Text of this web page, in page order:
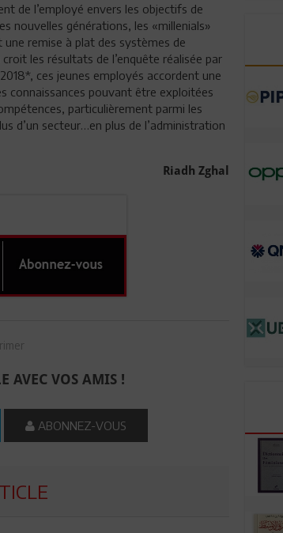
de l’employé envers les objectifs de
nouvelles générations, les «millenials»
une remise à plat des systèmes de
les résultats de l’enquête réalisée par
ces jeunes employés accordent une
connaissances pouvant être exploitées
particulièrement parmi les
d’un secteur…en plus de l’administration
Riadh Zghal
AVEC VOS AMIS !
ABONNEZ-VOUS